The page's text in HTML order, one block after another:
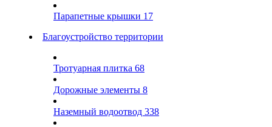
Парапетные крышки 17
Благоустройство территории
Тротуарная плитка 68
Дорожные элементы 8
Наземный водоотвод 338